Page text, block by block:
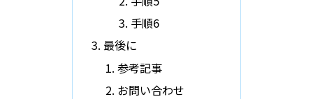
手順6
最後に
参考記事
お問い合わせ